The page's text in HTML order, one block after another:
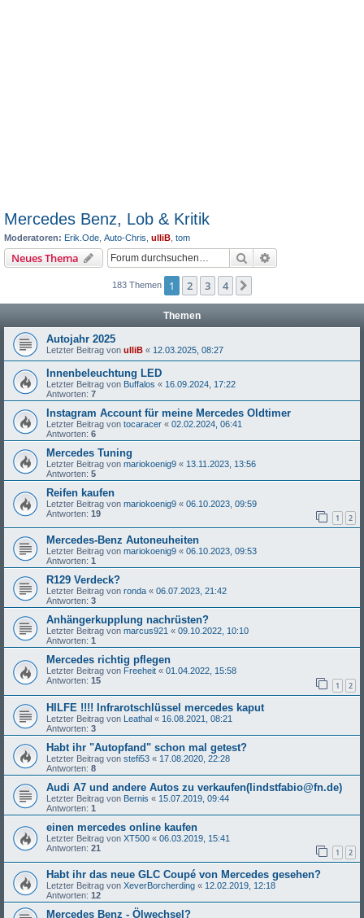
Mercedes Benz, Lob & Kritik
Moderatoren: Erik.Ode Auto-Chris ulliB tom
Neues Thema Suche
183 Themen 1 2 3 4
Themen
Autojahr 2025
Letzter Beitrag von ulliB « 12.03.2025, 08:27
Innenbeleuchtung LED
Letzter Beitrag von Buffalos « 16.09.2024, 17:22
Antworten: 7
Instagram Account für meine Mercedes Oldtimer
Letzter Beitrag von tocaracer « 02.02.2024, 06:41
Antworten: 6
Mercedes Tuning
Letzter Beitrag von mariokoenig9 « 13.11.2023, 13:56
Antworten: 5
Reifen kaufen
Letzter Beitrag von mariokoenig9 « 06.10.2023, 09:59
Antworten: 19 1 2
Mercedes-Benz Autoneuheiten
Letzter Beitrag von mariokoenig9 « 06.10.2023, 09:53
Antworten: 1
R129 Verdeck?
Letzter Beitrag von ronda « 06.07.2023, 21:42
Antworten: 3
Anhängerkupplung nachrüsten?
Letzter Beitrag von marcus921 « 09.10.2022, 10:10
Antworten: 1
Mercedes richtig pflegen
Letzter Beitrag von Freeheit « 01.04.2022, 15:58
Antworten: 15 1 2
HILFE !!!! Infrarotschlüssel mercedes kaput
Letzter Beitrag von Leathal « 16.08.2021, 08:21
Antworten: 3
Habt ihr "Autopfand" schon mal getest?
Letzter Beitrag von stefi53 « 17.08.2020, 22:28
Antworten: 8
Audi A7 und andere Autos zu verkaufen(lindstfabio@fn.de)
Letzter Beitrag von Bernis « 15.07.2019, 09:44
Antworten: 1
einen mercedes online kaufen
Letzter Beitrag von XT500 « 06.03.2019, 15:41
Antworten: 21 1 2
Habt ihr das neue GLC Coupé von Mercedes gesehen?
Letzter Beitrag von XeverBorcherding « 12.02.2019, 12:18
Antworten: 12
Mercedes Benz - Ölwechsel?